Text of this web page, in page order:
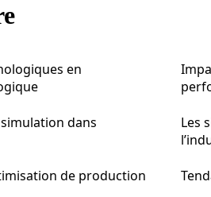
en
dans
de production
Les